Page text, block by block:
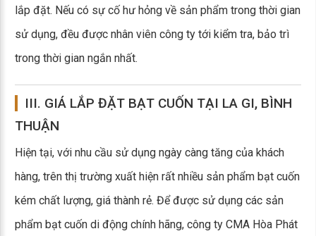
lắp đặt. Nếu có sự cố hư hỏng về sản phẩm trong thời gian
sử dụng, đều được nhân viên công ty tới kiểm tra, bảo trì
trong thời gian ngắn nhất.
III. GIÁ LẮP ĐẶT BẠT CUỐN TẠI LA GI, BÌNH
THUẬN
Hiện tại, với nhu cầu sử dụng ngày càng tăng của khách
hàng, trên thị trường xuất hiện rất nhiều sản phẩm bạt cuốn
kém chất lượng, giá thành rẻ. Để được sử dụng các sản
phẩm bạt cuốn di động chính hãng, công ty CMA Hòa Phát